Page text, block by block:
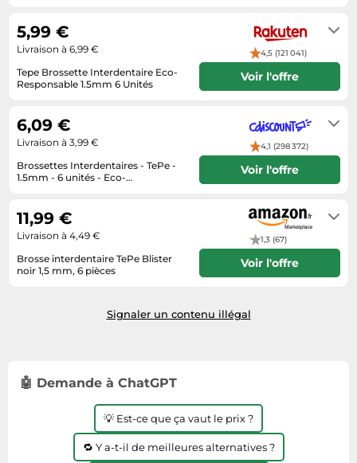
Sèche-linge
Tablettes tactiles
Tondeuses cheveux & barbe
Téléphonie
Téléviseurs
Télévision & vidéo
Tepe Brossette Interdentaire Eco-
Responsable 1.5mm 6 Unités
4,5 (121 041)
5,99 €
Livraison à 6,99 €
Voir l'offre
Brossettes Interdentaires - TePe -
1.5mm - 6 unités - Eco-
4,1 (298 372)
6,09 €
Livraison à 3,99 €
Voir l'offre
Brosse interdentaire TePe Blister
noir 1,5 mm, 6 pièces
1,3 (67)
11,99 €
Livraison à 4,49 €
Voir l'offre
Signaler un contenu illégal
🤖 Demande à ChatGPT
💡 Est-ce que ça vaut le prix ?
🔁 Y a-t-il de meilleures alternatives ?